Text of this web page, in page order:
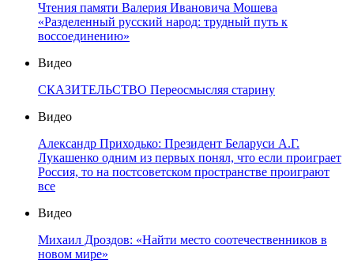
Чтения памяти Валерия Ивановича Мошева
«Разделенный русский народ: трудный путь к
воссоединению»
Видео
СКАЗИТЕЛЬСТВО Переосмысляя старину
Видео
Александр Приходько: Президент Беларуси А.Г.
Лукашенко одним из первых понял, что если проиграет
Россия, то на постсоветском пространстве проиграют
все
Видео
Михаил Дроздов: «Найти место соотечественников в
новом мире»